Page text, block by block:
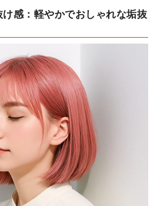
感：軽やかでおしゃれな垢抜